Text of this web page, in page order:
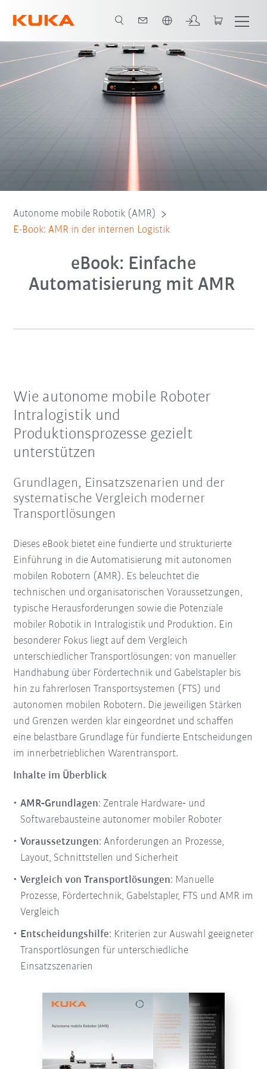
eBook
Autonome mobile Robotik (AMR)
E-Book: AMR in der internen Logistik
eBook: Einfache
Automatisierung mit AMR
Wie autonome mobile Roboter
Intralogistik und
Produktionsprozesse gezielt
unterstützen
Grundlagen, Einsatzszenarien und der
systematische Vergleich moderner
Transportlösungen
Dieses eBook bietet eine fundierte und strukturierte
Einführung in die Automatisierung mit autonomen
mobilen Robotern (AMR). Es beleuchtet die
technischen und organisatorischen Voraussetzungen,
typische Herausforderungen sowie die Potenziale
mobiler Robotik in Intralogistik und Produktion. Ein
besonderer Fokus liegt auf dem Vergleich
unterschiedlicher Transportlösungen: von manueller
Handhabung über Fördertechnik und Gabelstapler bis
hin zu fahrerlosen Transportsystemen (FTS) und
autonomen mobilen Robotern. Die jeweiligen Stärken
und Grenzen werden klar eingeordnet und schaffen
eine belastbare Grundlage für fundierte Entscheidungen
im innerbetrieblichen Warentransport.
Inhalte im Überblick
AMR‑Grundlagen: Zentrale Hardware‑ und
Softwarebausteine autonomer mobiler Roboter
Voraussetzungen: Anforderungen an Prozesse,
Layout, Schnittstellen und Sicherheit
Vergleich von Transportlösungen: Manuelle
Prozesse, Fördertechnik, Gabelstapler, FTS und AMR im
Vergleich
Entscheidungshilfe: Kriterien zur Auswahl geeigneter
Transportlösungen für unterschiedliche
Einsatzszenarien